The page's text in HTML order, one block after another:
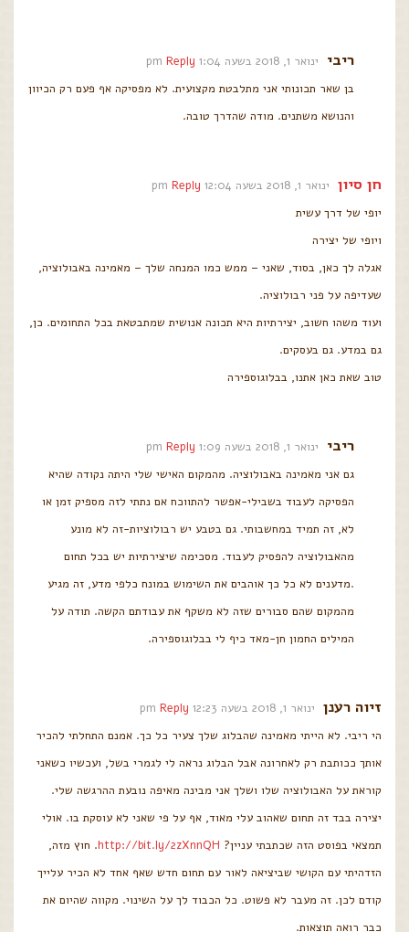
ריבי ינואר 1, 2018 בשעה 1:04 pm
Reply
בן שאר תכונותי אני מתלבטת מקצועית. לא מפסיקה אף פעם רק הכיוון
והנושא משתנים. מודה שהדרך טובה.
חן סיון ינואר 1, 2018 בשעה 12:04 pm
Reply
יופי של דרך עשית
ויופי של יצירה
אגלה לך כאן, בסוד, שאני – ממש כמו המנחה שלך – מאמינה באבולוציה,
שעדיפה על פני רבולוציה.
ועוד משהו חשוב, יצירתיות היא תכונה אנושית שמתבטאת בכל התחומים. כן,
גם במדע. גם בעסקים.
טוב שאת כאן אתנו, בבלוגוספירה
ריבי ינואר 1, 2018 בשעה 1:09 pm
Reply
גם אני מאמינה באבולוציה. מהמקום האישי שלי היתה נקודה שהיא
הפסיקה לעבוד בשבילי-אפשר להתווכח אם נתתי לזה מספיק זמן או
לא, זה תמיד במחשבותי. גם בטבע יש רבולוציות-זה לא מונע
מהאבולוציה להפסיק לעבוד. מסכימה שיצירתיות יש בכל תחום
.מדענים לא כל כך אוהבים את השימוש במונח כלפי מדע, זה מגיע
מהמקום שהם סבורים שזה לא משקף את עבודתם הקשה. תודה על
המילים החמון חן-מאד כיף לי בבלוגוספירה.
זיוה רענן ינואר 1, 2018 בשעה 12:23 pm
Reply
הי ריבי. לא הייתי מאמינה שהבלוג שלך צעיר כל כך. אמנם התחלתי להכיר
אותך ככותבת רק לאחרונה אבל הבלוג נראה לי לגמרי בשל, ועכשיו כשאני
קוראת על האבולוציה שלו ושלך אני מבינה מאיפה נובעת ההרגשה שלי.
יצירה בבד זה תחום שאהוב עלי מאוד, אף על פי שאני לא עוסקת בו. אולי
תמצאי בפוסט הזה שכתבתי עניין? http://bit.ly/2zXnnQH. חוץ מזה,
הזדהיתי עם הקושי שביציאה לאור עם תחום חדש שאף אחד לא הכיר עלייך
קודם לכן. זה מעבר לא פשוט. כל הכבוד לך על השינוי. מקווה שהיום את
כבר רואה תוצאות.